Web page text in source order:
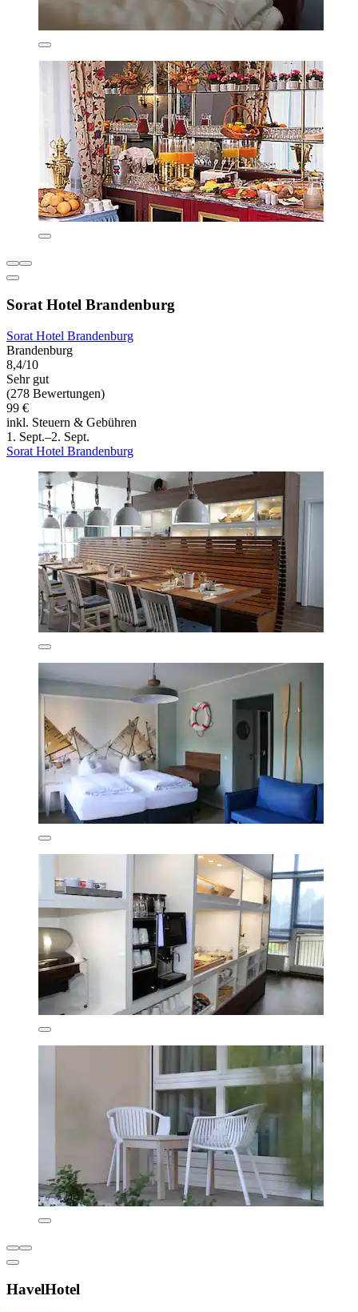
Sorat Hotel Brandenburg
Sorat Hotel Brandenburg
Brandenburg
8,4/10
Sehr gut
(278 Bewertungen)
99 €
inkl. Steuern & Gebühren
1. Sept.–2. Sept.
Sorat Hotel Brandenburg
HavelHotel